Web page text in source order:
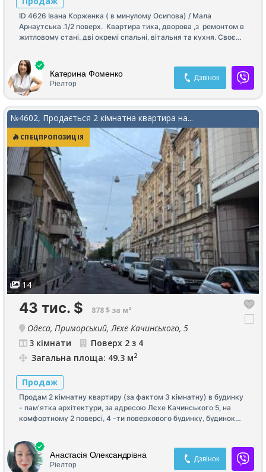
ID 4626 Івана Корженка ( в минулому Осипова) / Мала
Арнаутська .1/2 поверх. Квартира тиха, дворова ,з ремонтом в
житловому стані, дві окремі спальні, вітальня та кухня. Своє
приміщенні однокімнатна квартира, з окремими документами,
потребує косметичного ремонту. Просторий двір.
Катерина Фоменко
Ріелтор
Дзвінок
№4602, Продається 2 кімнатна квартира на...
СПЕЦПРОПОЗИЦІЯ
14
43 тис. $ 878 $ за м²
Одеса, Приморський, Лєхе Качинського, 5
3 кімнати
Поверх 2 з 4
Загальна площа: 49.3 м2
Продаж
Продам 2 кімнатну квартиру (за фактом 3 кімнатну) в будинку
- пам'ятка архітектури, за адресою Лєхе Качинського 5, на
комфортному 2 поверсі, 4 -ти поверхового будинку, будинок
можна зробити легку косметику, для любителів старого фонду,
це знахідка, вартість квартири 43 . Є власна комора, вона йде в
подарунок.
Анастасія Олександрівна
Ріелтор
Дзвінок